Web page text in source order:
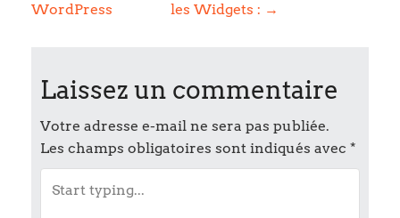
s
t
n
WordPress
les Widgets : →
Laissez un commentaire
Votre adresse e-mail ne sera pas publiée.
Les champs obligatoires sont indiqués avec *